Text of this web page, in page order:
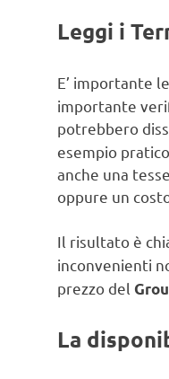
Leggi i
E’ importante
importante
potrebbero
esempio
anche una
oppure un
Il risultato è
inconvenienti
prezzo del
La